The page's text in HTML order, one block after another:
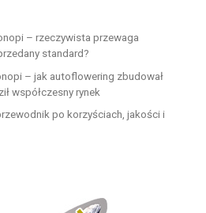
– rzeczywista przewaga
standard?
– jak autoflowering zbudował
współczesny rynek
po korzyściach, jakości i